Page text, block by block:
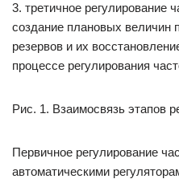
3. третичное регулирование
создание плановых величин
резервов и их
процессе регулирования
Рис. 1. Взаимосвязь этапов
Первичное регулирование
автоматическими